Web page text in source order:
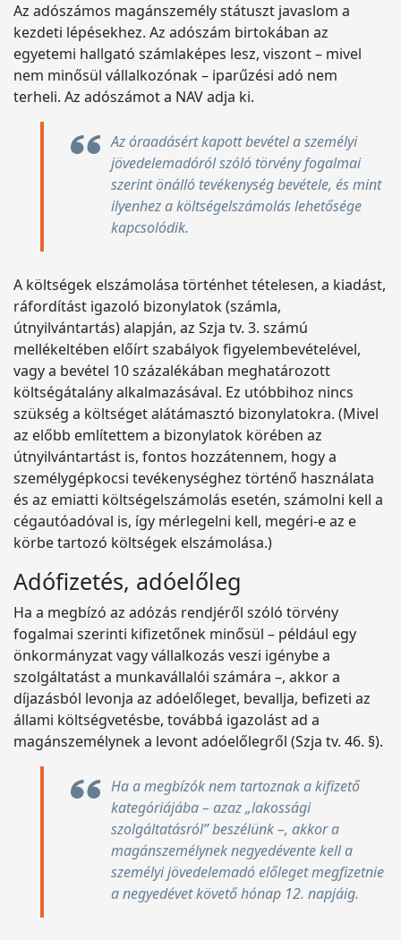
Az adószámos magánszemély státuszt javaslom a
kezdeti lépésekhez. Az adószám birtokában az
egyetemi hallgató számlaképes lesz, viszont – mivel
nem minősül vállalkozónak – iparűzési adó nem
terheli. Az adószámot a NAV adja ki.
Az óraadásért kapott bevétel a személyi
jövedelemadóról szóló törvény fogalmai
szerint önálló tevékenység bevétele, és mint
ilyenhez a költségelszámolás lehetősége
kapcsolódik.
A költségek elszámolása történhet tételesen, a kiadást,
ráfordítást igazoló bizonylatok (számla,
útnyilvántartás) alapján, az Szja tv. 3. számú
mellékeltében előírt szabályok figyelembevételével,
vagy a bevétel 10 százalékában meghatározott
költségátalány alkalmazásával. Ez utóbbihoz nincs
szükség a költséget alátámasztó bizonylatokra. (Mivel
az előbb említettem a bizonylatok körében az
útnyilvántartást is, fontos hozzátennem, hogy a
személygépkocsi tevékenységhez történő használata
és az emiatti költségelszámolás esetén, számolni kell a
cégautóadóval is, így mérlegelni kell, megéri-e az e
körbe tartozó költségek elszámolása.)
Adófizetés, adóelőleg
Ha a megbízó az adózás rendjéről szóló törvény
fogalmai szerinti kifizetőnek minősül – például egy
önkormányzat vagy vállalkozás veszi igénybe a
szolgáltatást a munkavállalói számára –, akkor a
díjazásból levonja az adóelőleget, bevallja, befizeti az
állami költségvetésbe, továbbá igazolást ad a
magánszemélynek a levont adóelőlegről (Szja tv. 46. §).
Ha a megbízók nem tartoznak a kifizető
kategóriájába – azaz „lakossági
szolgáltatásról” beszélünk –, akkor a
magánszemélynek negyedévente kell a
személyi jövedelemadó előleget megfizetnie
a negyedévet követő hónap 12. napjáig.